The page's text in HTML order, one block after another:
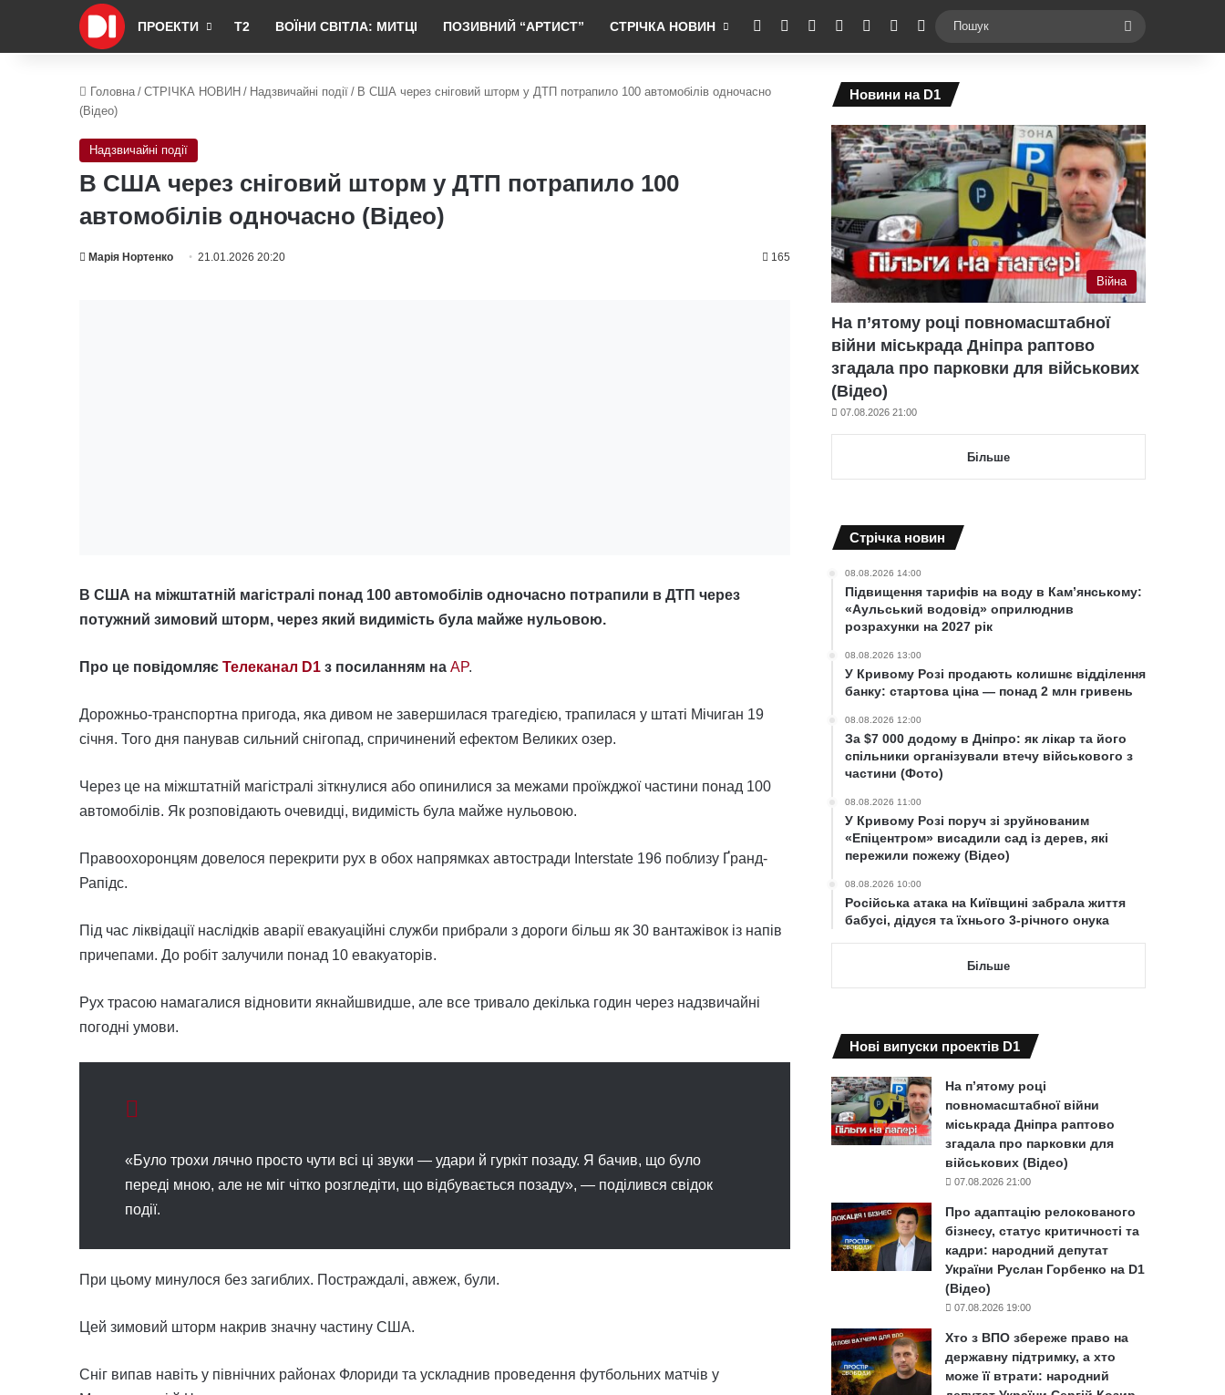
ПРОЕКТИ Т2 ВОЇНИ СВІТЛА: МИТЦІ ПОЗИВНИЙ “АРТИСТ” СТРІЧКА НОВИН RSS Facebook YouTubeInstagramTelegramSwitch skin
Головна / СТРІЧКА НОВИН / Надзвичайні події / В США через сніговий шторм у ДТП потрапило 100 автомобілів одночасно
(Відео)
Надзвичайні події
В США через сніговий шторм у ДТП потрапило 100
автомобілів одночасно (Відео)
Марія Нортенко 21.01.2026 20:20 165
В США на міжштатній магістралі понад 100 автомобілів одночасно потрапили в ДТП через
потужний зимовий шторм, через який видимість була майже нульовою.
Про це повідомляє Телеканал D1 з посиланням на AP.
Дорожньо-транспортна пригода, яка дивом не завершилася трагедією, трапилася у штаті Мічиган 19
січня. Того дня панував сильний снігопад, спричинений ефектом Великих озер.
Через це на міжштатній магістралі зіткнулися або опинилися за межами проїжджої частини понад 100
автомобілів. Як розповідають очевидці, видимість була майже нульовою.
Правоохоронцям довелося перекрити рух в обох напрямках автостради Interstate 196 поблизу Ґранд-
Рапідс.
Під час ліквідації наслідків аварії евакуаційні служби прибрали з дороги більш як 30 вантажівок із напів
причепами. До робіт залучили понад 10 евакуаторів.
Рух трасою намагалися відновити якнайшвидше, але все тривало декілька годин через надзвичайні
погодні умови.
«Було трохи лячно просто чути всі ці звуки — удари й гуркіт позаду. Я бачив, що було
переді мною, але не міг чітко розгледіти, що відбувається позаду», — поділився свідок
події.
При цьому минулося без загиблих. Постраждалі, авжеж, були.
Цей зимовий шторм накрив значну частину США.
Сніг випав навіть у північних районах Флориди та ускладнив проведення футбольних матчів у
Новини на D1
Війна
На п’ятому році повномасштабної
війни міськрада Дніпра раптово
згадала про парковки для військових
(Відео)
07.08.2026 21:00
Більше
Cтрічка новин
08.08.2026 14:00
Підвищення тарифів на воду в Кам’янському:
«Аульський водовід» оприлюднив
розрахунки на 2027 рік
08.08.2026 13:00
У Кривому Розі продають колишнє відділення
банку: стартова ціна — понад 2 млн гривень
08.08.2026 12:00
За $7 000 додому в Дніпро: як лікар та його
спільники організували втечу військового з
частини (Фото)
08.08.2026 11:00
У Кривому Розі поруч зі зруйнованим
«Епіцентром» висадили сад із дерев, які
пережили пожежу (Відео)
08.08.2026 10:00
Російська атака на Київщині забрала життя
бабусі, дідуся та їхнього 3-річного онука
Більше
Нові випуски проектів D1
На п’ятому році
повномасштабної війни
міськрада Дніпра раптово
згадала про парковки для
військових (Відео)
07.08.2026 21:00
Про адаптацію релокованого
бізнесу, статус критичності та
кадри: народний депутат
України Руслан Горбенко на D1
(Відео)
07.08.2026 19:00
Хто з ВПО збереже право на
державну підтримку, а хто
може її втрати: народний